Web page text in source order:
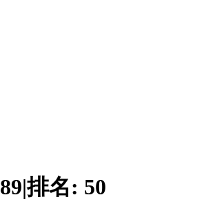
89|排名: 50